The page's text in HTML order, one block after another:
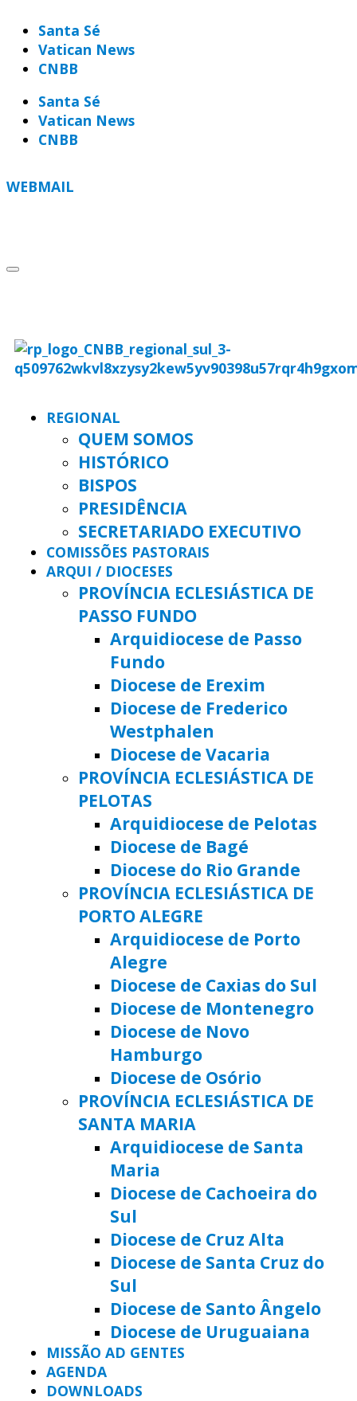
Santa Sé
Vatican News
CNBB
Santa Sé
Vatican News
CNBB
WEBMAIL
REGIONAL
QUEM SOMOS
HISTÓRICO
BISPOS
PRESIDÊNCIA
SECRETARIADO EXECUTIVO
COMISSÕES PASTORAIS
ARQUI / DIOCESES
PROVÍNCIA ECLESIÁSTICA DE
PASSO FUNDO
Arquidiocese de Passo
Fundo
Diocese de Erexim
Diocese de Frederico
Westphalen
Diocese de Vacaria
PROVÍNCIA ECLESIÁSTICA DE
PELOTAS
Arquidiocese de Pelotas
Diocese de Bagé
Diocese do Rio Grande
PROVÍNCIA ECLESIÁSTICA DE
PORTO ALEGRE
Arquidiocese de Porto
Alegre
Diocese de Caxias do Sul
Diocese de Montenegro
Diocese de Novo
Hamburgo
Diocese de Osório
PROVÍNCIA ECLESIÁSTICA DE
SANTA MARIA
Arquidiocese de Santa
Maria
Diocese de Cachoeira do
Sul
Diocese de Cruz Alta
Diocese de Santa Cruz do
Sul
Diocese de Santo Ângelo
Diocese de Uruguaiana
MISSÃO AD GENTES
AGENDA
DOWNLOADS